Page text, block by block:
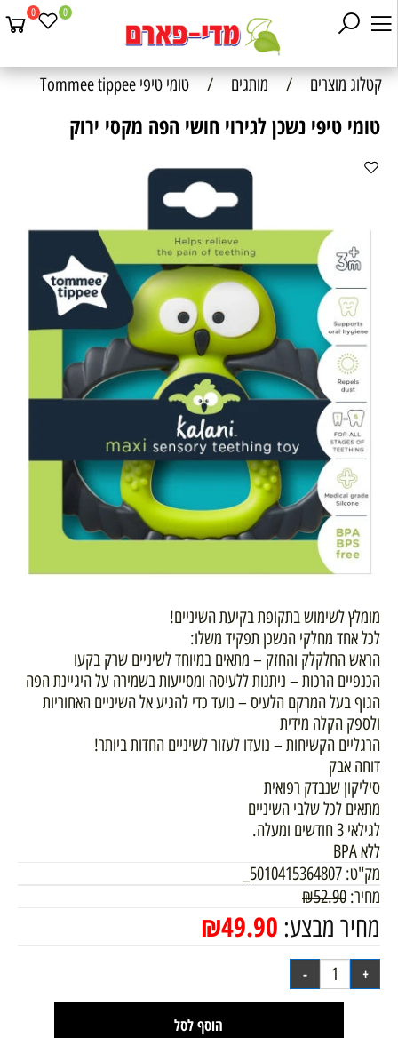
0 0
קטלוג מוצרים / מותגים / טומי טיפי Tommee tippee
טומי טיפי נשכן לגירוי חושי הפה מקסי ירוק
מומלץ לשימוש בתקופת בקיעת השיניים!
לכל אחד מחלקי הנשכן תפקיד משלו:
הראש החלקלק והחזק – מתאים במיוחד לשיניים שרק בקעו
הכנפיים הרכות – ניתנות ללעיסה ומסייעות בשמירה על היגיינת הפה
הגוף בעל המרקם הלעיס – נועד כדי להגיע אל השיניים האחוריות
ולספק הקלה מידית
הרגליים הקשיחות – נועדו לעזור לשיניים החדות ביותר!
דוחה אבק
סיליקון שנבדק רפואית
מתאים לכל שלבי השיניים
לגילאי 3 חודשים ומעלה.
ללא BPA
מק"ט: 5010415364807_
מחיר:
₪52.90
מחיר מבצע: ₪49.90
הוסף לסל